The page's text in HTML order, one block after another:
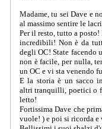
Madame, tu sei Dave e
al massimo sentire le
Per il resto, tutto a
incredibili! Non è da
degli OC! State facendo
non è facile, per nulla,
un OC e vi sta venendo
E la storia è un sacco
altri tranquilli, poetici o
letto!
Fortissima Dave che
vuole! ) e poi si ricorda e